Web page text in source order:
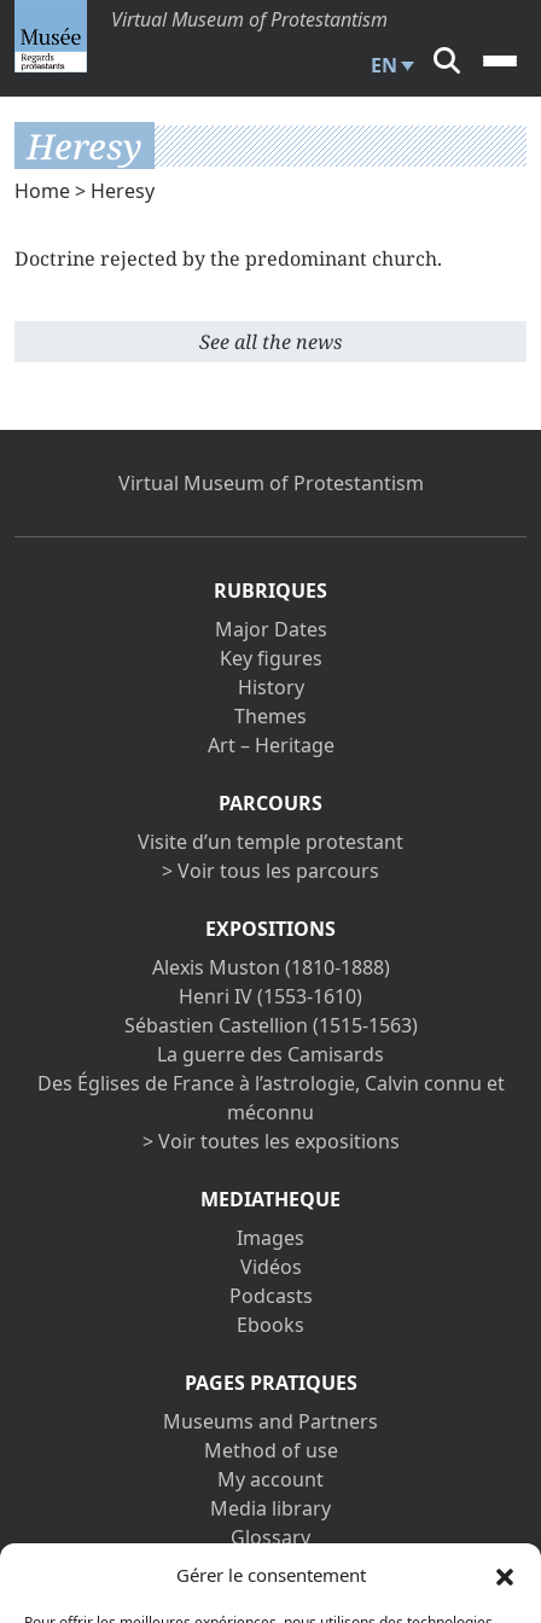
Gérer le consentement
Virtual Museum of Protestantism
EN
Heresy
Home> Heresy
Doctrine rejected by the predominant church.
See all the news
Virtual Museum of Protestantism
RUBRIQUES
Major Dates
Key figures
History
Themes
Art – Heritage
PARCOURS
Visite d’un temple protestant
> Voir tous les parcours
EXPOSITIONS
Alexis Muston (1810-1888)
Henri IV (1553-1610)
Sébastien Castellion (1515-1563)
La guerre des Camisards
Des Églises de France à l’astrologie, Calvin connu et
méconnu
> Voir toutes les expositions
MEDIATHEQUE
Images
Vidéos
Podcasts
Ebooks
PAGES PRATIQUES
Museums and Partners
Method of use
My account
Media library
Glossary
Contact us